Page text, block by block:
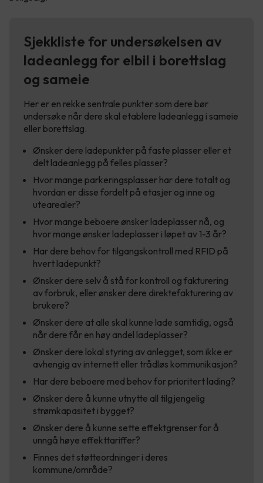
Sjekkliste for undersøkelsen av
ladeanlegg for elbil i borettslag
og sameie
Her er en rekke sentrale punkter som dere bør
undersøke når dere skal etablere ladeanlegg i sameie
eller borettslag.
Ønsker dere ladepunkter på faste plasser eller et
delt ladeanlegg på felles plasser?
Hvor mange parkeringsplasser har dere totalt og
hvordan er disse fordelt på etasjer og inne og
utearealer?
Hvor mange beboere ønsker ladeplasser nå, og
hvor mange ønsker ladeplasser i løpet av 1-3 år?
Har dere behov for tilgangskontroll med RFID på
hvert ladepunkt?
Ønsker dere selv å stå for kontroll og fakturering
av forbruk, eller ønsker dere direktefakturering av
brukere?
Ønsker dere at alle skal kunne lade samtidig, også
når dere får en høy andel ladeplasser?
Ønsker dere lokal styring av anlegget, som ikke er
avhengig av internett eller trådløs kommunikasjon?
Har dere beboere med behov for prioritert lading?
Ønsker dere å kunne utnytte all tilgjengelig
strømkapasitet i bygget?
Ønsker dere å kunne sette effektgrenser for å
unngå høye effekttariffer?
Finnes det støtteordninger i deres
kommune/område?